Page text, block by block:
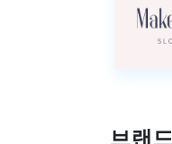
브랜